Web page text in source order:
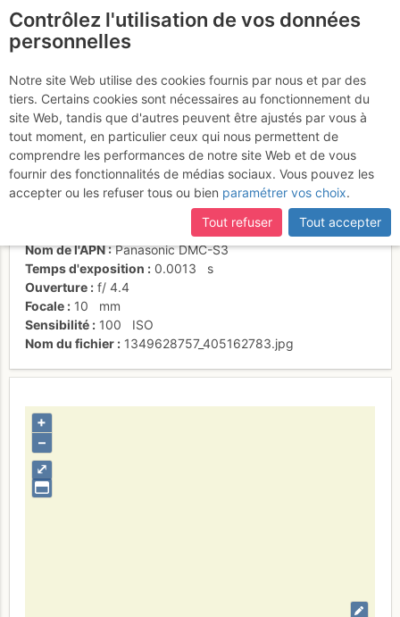
Dernières pentes
Activités
Date/heure
6 oct. 2012 13:13
Contributeur
Franck S
individuel (CC by-nc-nd)
Nom de l'APN
Panasonic DMC-S3
Temps d'exposition
0.0013
s
Ouverture
f/ 4.4
Focale
10
mm
Sensibilité
100
ISO
Nom du fichier
1349628757_405162783.jpg
⤢
+
–
Contrôlez l'utilisation de vos données
personnelles
Notre site Web utilise des cookies fournis par nous et par des
tiers. Certains cookies sont nécessaires au fonctionnement du
site Web, tandis que d'autres peuvent être ajustés par vous à
tout moment, en particulier ceux qui nous permettent de
comprendre les performances de notre site Web et de vous
fournir des fonctionnalités de médias sociaux. Vous pouvez les
accepter ou les refuser tous ou bien paramétrer vos choix.
Tout refuser
Tout accepter